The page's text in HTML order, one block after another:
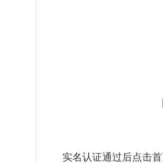
【
实名认证通过后点击